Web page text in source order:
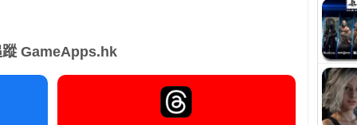
蹤 GameApps.hk